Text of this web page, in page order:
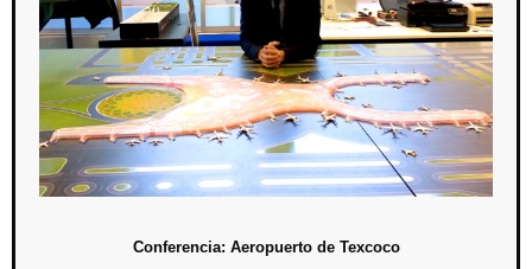
9 de mayo / 11:30 hrs.
En esta conferencia los participantes conocerán cómo se realiza un
proyecto arquitectónico a nivel internacional y su impacto en la
urbanización de nuestro país.
Conferencia: Aeropuerto de Texcoco